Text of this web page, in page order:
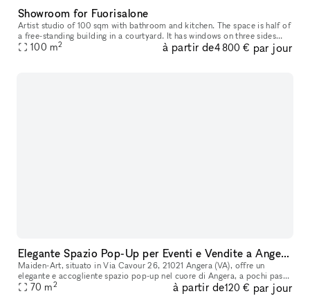
Showroom for Fuorisalone
Artist studio of 100 sqm with bathroom and kitchen. The space is half of
a free-standing building in a courtyard. It has windows on three sides
and an independent entrance from the courtyard. the c
100 m2 à partir de4 800 € par jour
Elegante Spazio Pop-Up per Eventi e Vendite a Angera, Lago Maggiore
Maiden-Art, situato in Via Cavour 26, 21021 Angera (VA), offre un
elegante e accogliente spazio pop-up nel cuore di Angera, a pochi passi
dal Lago Maggiore. Questo spazio unico combina il fascino del
70 m2 à partir de120 € par jour